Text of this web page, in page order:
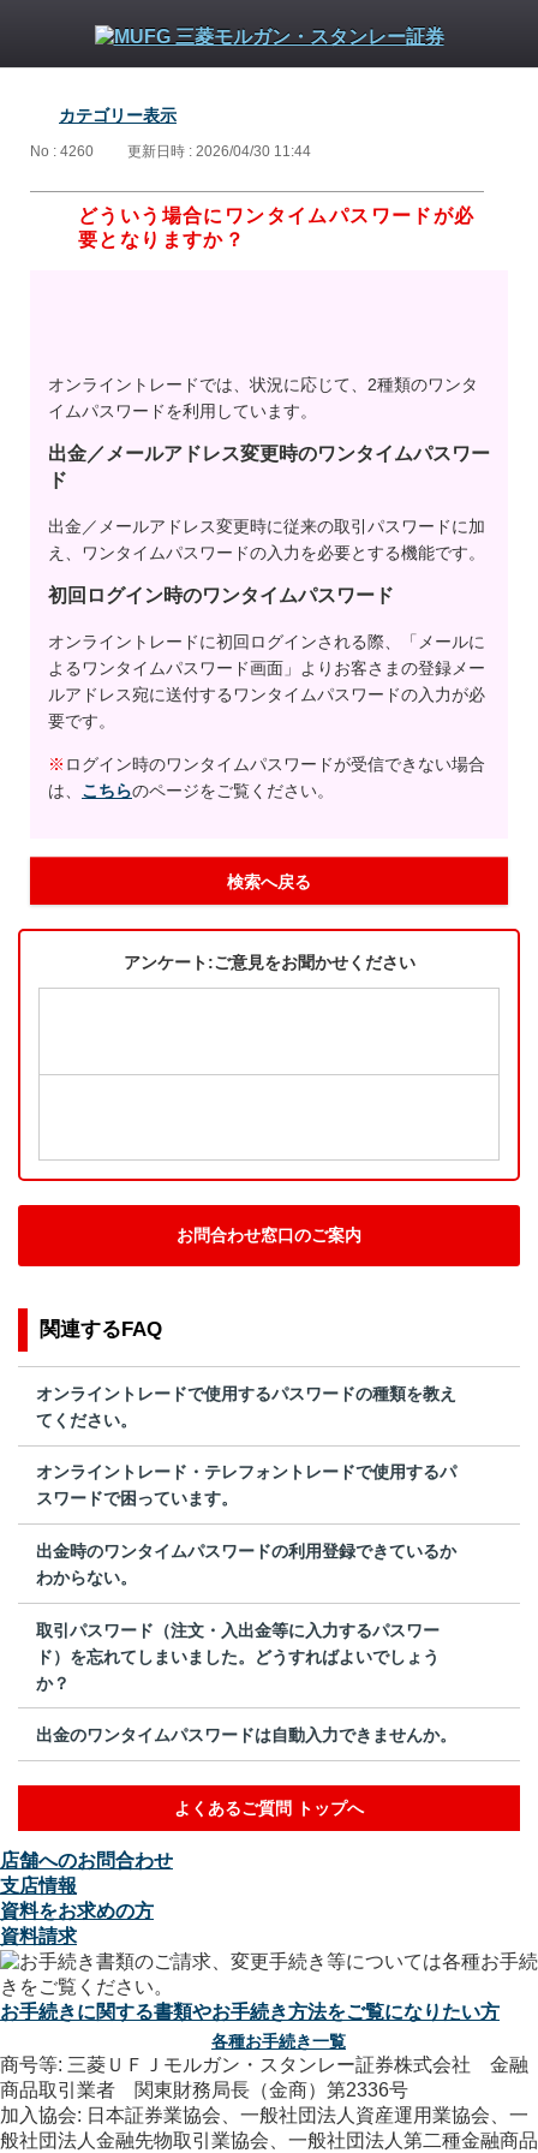
カテゴリー表示
No : 4260 更新日時 : 2026/04/30 11:44
どういう場合にワンタイムパスワードが必
要となりますか？
オンライントレードでは、状況に応じて、2種類のワンタ
イムパスワードを利用しています。
出金／メールアドレス変更時のワンタイムパスワー
ド
出金／メールアドレス変更時に従来の取引パスワードに加
え、ワンタイムパスワードの入力を必要とする機能です。
初回ログイン時のワンタイムパスワード
オンライントレードに初回ログインされる際、「メールに
よるワンタイムパスワード画面」よりお客さまの登録メー
ルアドレス宛に送付するワンタイムパスワードの入力が必
要です。
※ ログイン時のワンタイムパスワードが受信できない場合
は、 こちらのページをご覧ください。
検索へ戻る
アンケート:ご意見をお聞かせください
お問合わせ窓口のご案内
関連するFAQ
オンライントレードで使用するパスワードの種類を教え
てください。
オンライントレード・テレフォントレードで使用するパ
スワードで困っています。
出金時のワンタイムパスワードの利用登録できているか
わからない。
取引パスワード（注文・入出金等に入力するパスワー
ド）を忘れてしまいました。どうすればよいでしょう
か？
出金のワンタイムパスワードは自動入力できませんか。
よくあるご質問 トップへ
店舗へのお問合わせ
支店情報
資料をお求めの方
資料請求
お手続きに関する書類やお手続き方法をご覧になりたい方
各種お手続き一覧
商号等: 三菱ＵＦＪモルガン・スタンレー証券株式会社 金融
商品取引業者 関東財務局長（金商）第2336号
加入協会: 日本証券業協会、一般社団法人資産運用業協会、一
般社団法人金融先物取引業協会、一般社団法人第二種金融商品